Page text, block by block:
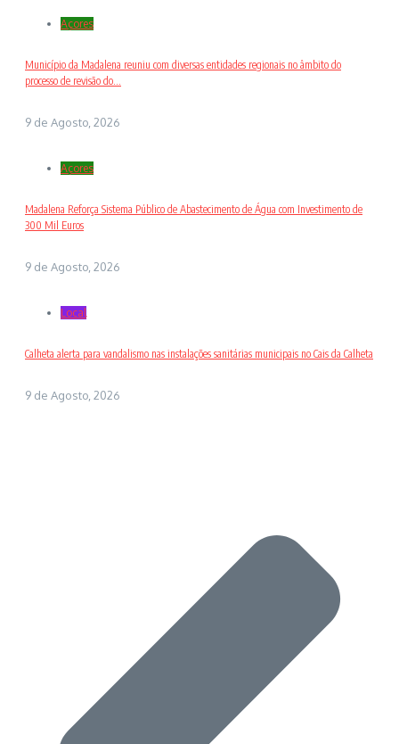
Açores
Município da Madalena reuniu com diversas entidades regionais no âmbito do
processo de revisão do...
9 de Agosto, 2026
Açores
Madalena Reforça Sistema Público de Abastecimento de Água com Investimento de
300 Mil Euros
9 de Agosto, 2026
Local
Calheta alerta para vandalismo nas instalações sanitárias municipais no Cais da Calheta
9 de Agosto, 2026